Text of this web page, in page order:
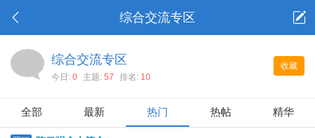
综合交流专区
收藏
综合交流专区
今日: 0 主题: 57 排名: 10
全部 最新 热门 热帖 精华